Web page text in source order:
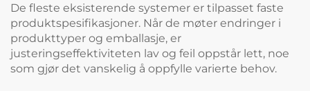
De fleste eksisterende systemer er tilpasset faste
produktspesifikasjoner. Når de møter endringer i
produkttyper og emballasje, er
justeringseffektiviteten lav og feil oppstår lett, noe
som gjør det vanskelig å oppfylle varierte behov.